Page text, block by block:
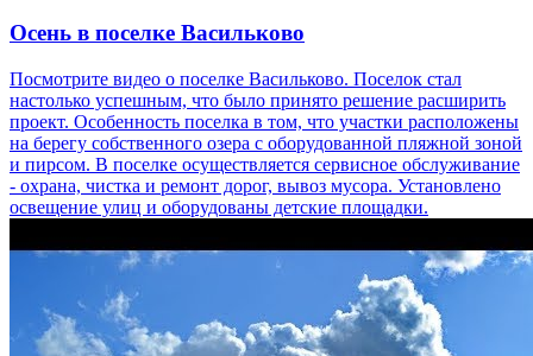
Осень в поселке Васильково
Посмотрите видео о поселке Васильково. Поселок стал
настолько успешным, что было принято решение расширить
проект. Особенность поселка в том, что участки расположены
на берегу собственного озера с оборудованной пляжной зоной
и пирсом. В поселке осуществляется сервисное обслуживание
- охрана, чистка и ремонт дорог, вывоз мусора. Установлено
освещение улиц и оборудованы детские площадки.